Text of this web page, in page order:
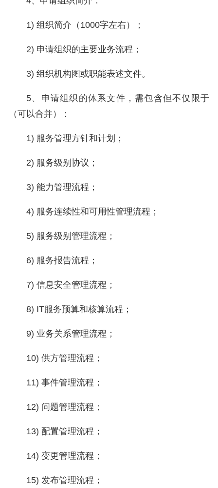
1) 组织简介（1000字左右）；
2) 申请组织的主要业务流程；
3) 组织机构图或职能表述文件。
5、申请组织的体系文件，需包含但不仅限于
（可以合并）：
1) 服务管理方针和计划；
2) 服务级别协议；
3) 能力管理流程；
4) 服务连续性和可用性管理流程；
5) 服务级别管理流程；
6) 服务报告流程；
7) 信息安全管理流程；
8) IT服务预算和核算流程；
9) 业务关系管理流程；
10) 供方管理流程；
11) 事件管理流程；
12) 问题管理流程；
13) 配置管理流程；
14) 变更管理流程；
15) 发布管理流程；